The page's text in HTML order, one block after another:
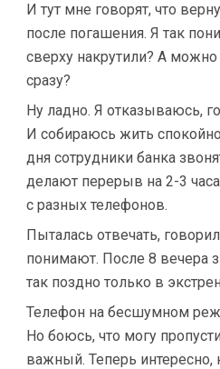
И тут мне говорят, что
после погашения. Я так
сверху накрутили? А можно
сразу?
Ну ладно. Я отказываюсь,
И собираюсь жить
дня сотрудники банка
делают перерыв на 2-3
с разных телефонов.
Пыталась отвечать,
понимают. После 8 вечера
так поздно только в
Телефон на бесшумном
Но боюсь, что могу
важный. Теперь интересно,